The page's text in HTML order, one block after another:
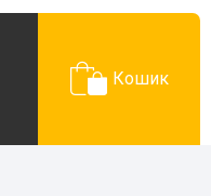
Кошик